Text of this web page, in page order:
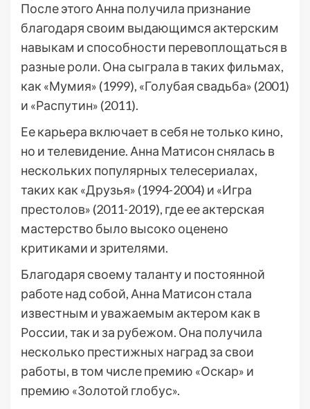
После этого Анна получила признание
благодаря своим выдающимся актерским
навыкам и способности перевоплощаться в
разные роли. Она сыграла в таких фильмах,
как «Мумия» (1999), «Голубая свадьба» (2001)
и «Распутин» (2011).
Ее карьера включает в себя не только кино,
но и телевидение. Анна Матисон снялась в
нескольких популярных телесериалах,
таких как «Друзья» (1994-2004) и «Игра
престолов» (2011-2019), где ее актерская
мастерство было высоко оценено
критиками и зрителями.
Благодаря своему таланту и постоянной
работе над собой, Анна Матисон стала
известным и уважаемым актером как в
России, так и за рубежом. Она получила
несколько престижных наград за свои
работы, в том числе премию «Оскар» и
премию «Золотой глобус».